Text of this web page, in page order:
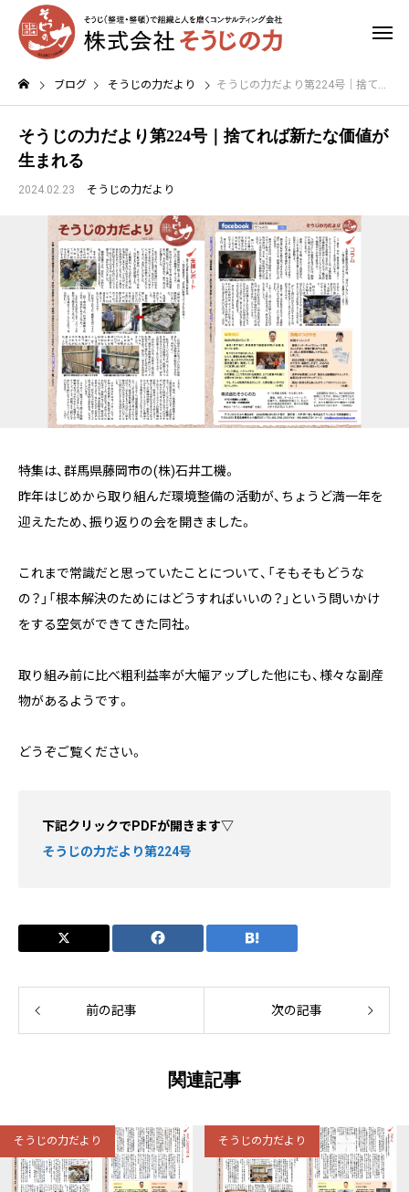
ブログ そうじの力だより そうじの力だより第224号｜捨てれば新たな価値が生まれる
そうじの力だより第224号｜捨てれば新たな価値が
生まれる
2024.02.23 そうじの力だより
特集は、群馬県藤岡市の(株)石井工機。
昨年はじめから取り組んだ環境整備の活動が、ちょうど満一年を
迎えたため、振り返りの会を開きました。
これまで常識だと思っていたことについて、「そもそもどうな
の？」「根本解決のためにはどうすればいいの？」という問いかけ
をする空気ができてきた同社。
取り組み前に比べ粗利益率が大幅アップした他にも、様々な副産
物があるようです。
どうぞご覧ください。
下記クリックでPDFが開きます▽
そうじの力だより第224号
前の記事 次の記事
関連記事
そうじの力だより そうじの力だより